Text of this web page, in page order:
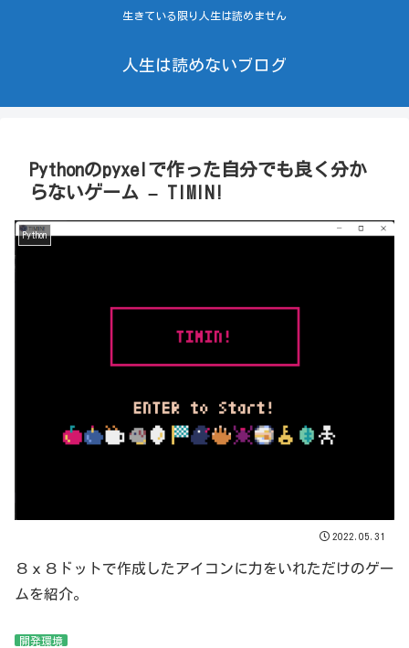
生きている限り人生は読めません
人生は読めないブログ
Pythonのpyxelで作った自分でも良く分か
らないゲーム – TIMIN!
Python
2022.05.31
８ｘ８ドットで作成したアイコンに力をいれただけのゲー
ムを紹介。
開発環境